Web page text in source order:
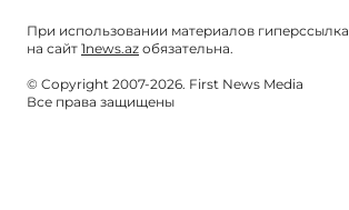
При использовании материалов гиперссылка
на сайт 1news.az обязательна.
© Copyright 2007-2026. First News Media
Все права защищены